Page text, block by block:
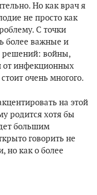
Но как врач я
не просто как
С точки
более важные и
решений: войны,
от инфекционных
очень многого.
на этой
родится хотя бы
большим
говорить не
но как о более